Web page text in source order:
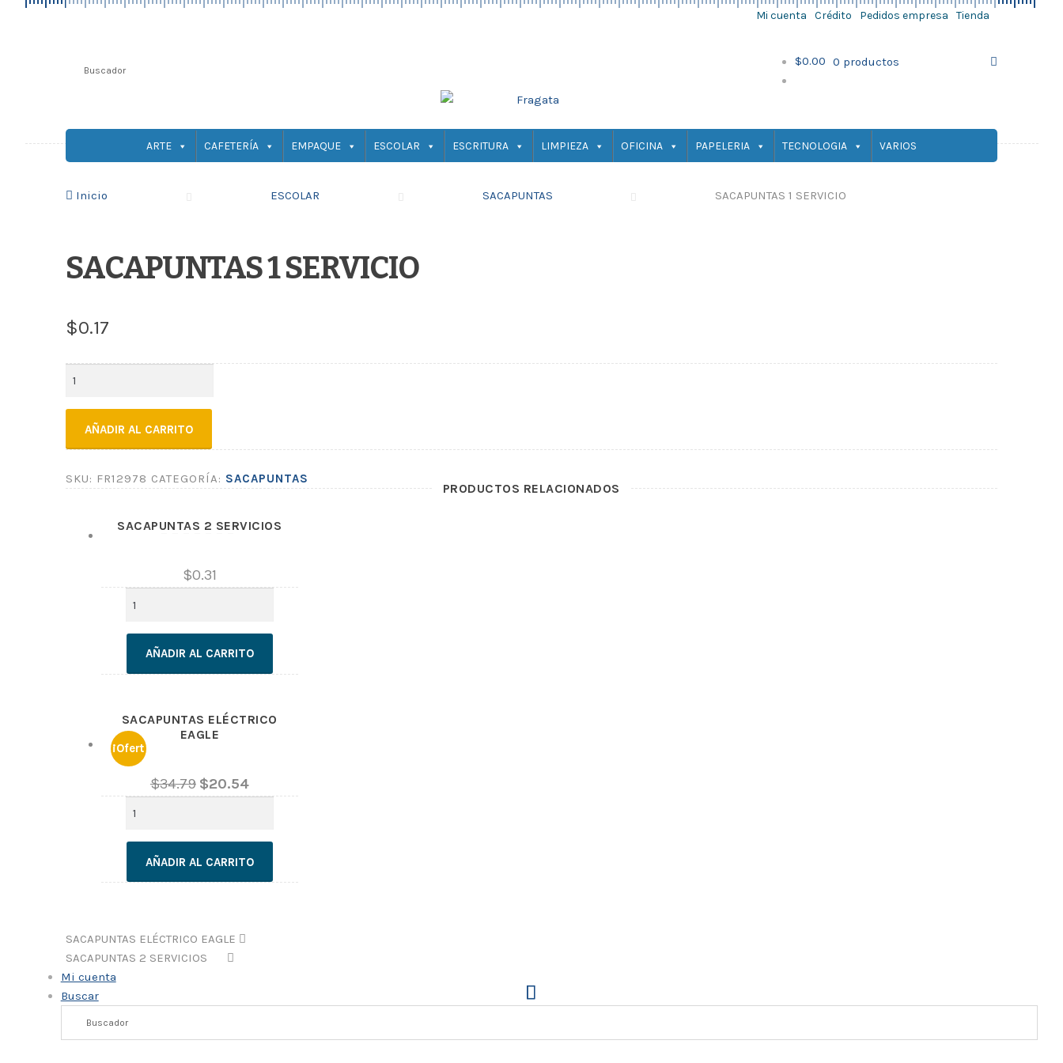
Mi cuenta Crédito Pedidos empresa Tienda
$0.00 0 productos
ARTE CAFETERÍA EMPAQUE ESCOLAR ESCRITURA LIMPIEZA OFICINA PAPELERIA TECNOLOGIA VARIOS
Inicio ESCOLAR SACAPUNTAS SACAPUNTAS 1 SERVICIO
SACAPUNTAS 1 SERVICIO
$0.17
SERVICIO
cantidad
AÑADIR AL CARRITO
SKU: FR12978 CATEGORÍA: SACAPUNTAS
PRODUCTOS RELACIONADOS
SACAPUNTAS 2 SERVICIOS
$0.31
SERVICIOS
cantidad
AÑADIR AL CARRITO
SACAPUNTAS ELÉCTRICO
EAGLE
¡Ofert
$34.79 $20.54
EAGLE
cantidad
AÑADIR AL CARRITO
SACAPUNTAS ELÉCTRICO EAGLE
SACAPUNTAS 2 SERVICIOS
Mi cuenta
Buscar